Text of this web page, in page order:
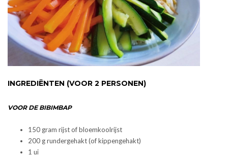
INGREDIËNTEN (VOOR 2 PERSONEN)
VOOR DE BIBIMBAP
150 gram rijst of bloemkoolrijst
200 g rundergehakt (of kippengehakt)
1 ui